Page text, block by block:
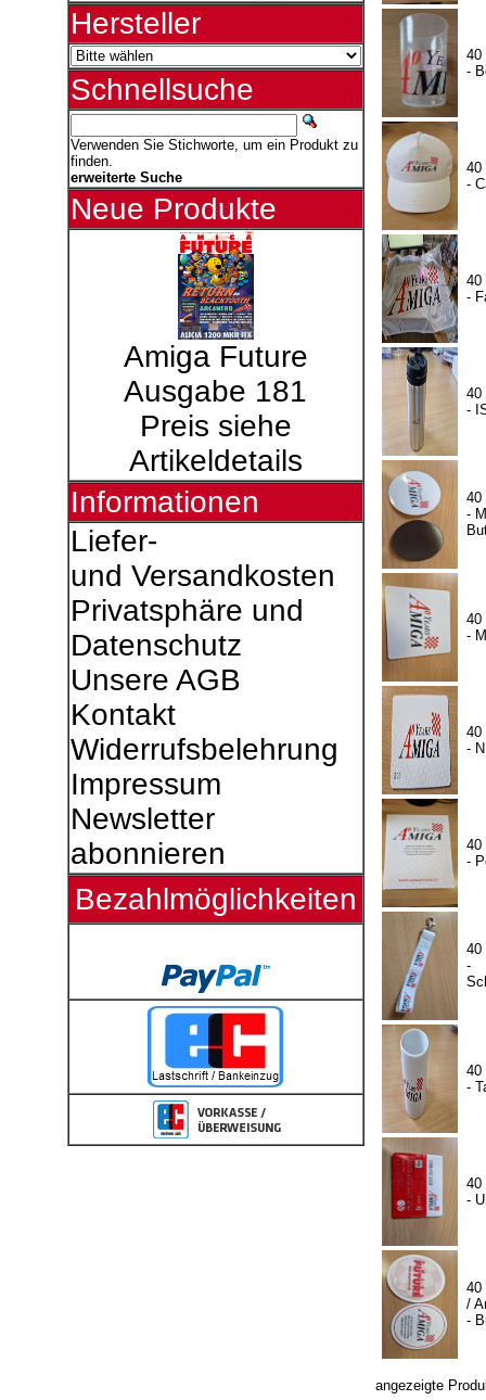
Hersteller
Schnellsuche
Verwenden Sie Stichworte, um ein Produkt zu
finden.
erweiterte Suche
Neue Produkte
Amiga Future
Ausgabe 181
Preis siehe
Artikeldetails
Informationen
Liefer-
und Versandkosten
Privatsphäre und
Datenschutz
Unsere AGB
Kontakt
Widerrufsbelehrung
Impressum
Newsletter
abonnieren
Bezahlmöglichkeiten
40
-
40
-
40
-
40
-
40
-
40
-
40
-
40
-
40
-
40
-
40
-
40
/
-
angezeigte